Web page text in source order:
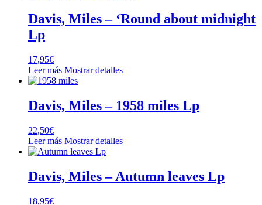
Davis, Miles – ‘Round about midnight
Lp
17,95€
Leer más Mostrar detalles
Davis, Miles – 1958 miles Lp
22,50€
Leer más Mostrar detalles
Davis, Miles – Autumn leaves Lp
18,95€